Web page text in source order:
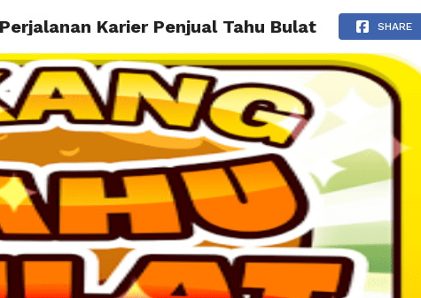
BERITA TIPS & TRIK REVIEW PRESS RELEASE
Karier Penjual Tahu Bulat SHARE